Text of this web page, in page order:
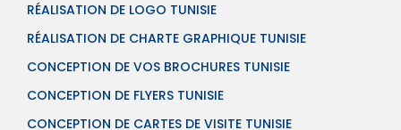
RÉALISATION DE LOGO TUNISIE
RÉALISATION DE CHARTE GRAPHIQUE TUNISIE
CONCEPTION DE VOS BROCHURES TUNISIE
CONCEPTION DE FLYERS TUNISIE
CONCEPTION DE CARTES DE VISITE TUNISIE